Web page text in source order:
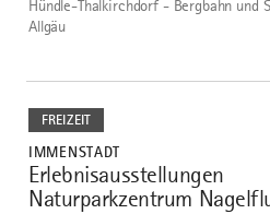
Hündle-Thalkirchdorf - Bergbahn und
Allgäu
FREIZEIT
IMMENSTADT
4
Erlebnisausstellungen
Naturparkzentrum
dazu